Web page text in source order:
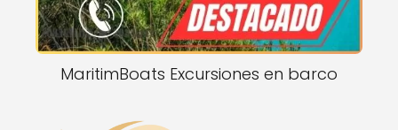
MaritimBoats Excursiones en barco